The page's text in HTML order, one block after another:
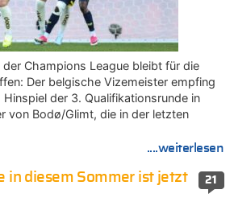
der Champions League bleibt für die
Der belgische Vizemeister empfing
der 3. Qualifikationsrunde in
von Bodø/Glimt, die in der letzten
....weiterlesen
21
in diesem Sommer ist jetzt